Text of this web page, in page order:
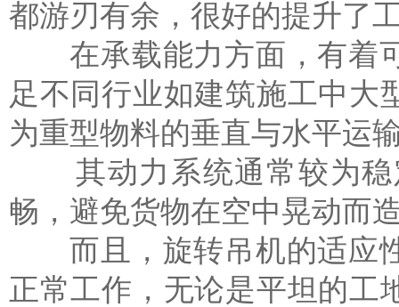
都游刃有余，很好的提升了
在承载能力方面，有着可
足不同行业如建筑施工中大
为重型物料的垂直与水平运
其动力系统通常较为稳
畅，避免货物在空中晃动而
而且， 旋转吊机的适应
正常工作，无论是平坦的工